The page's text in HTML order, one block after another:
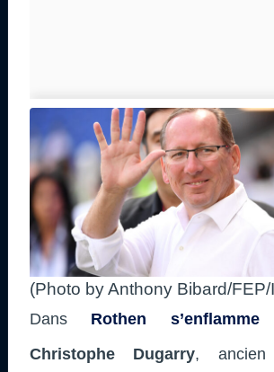
(Photo by Anthony Bibard/
Dans Rothen
Christophe Dugarry, ancien